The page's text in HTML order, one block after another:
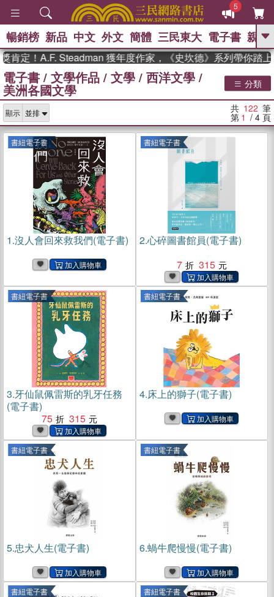
5
GO
熱搜： 東野圭吾 、 高希均教授回憶錄
、 、 、 如果歷
史是一群喵 、 暑期推薦 、 國際布克
台灣的李
登輝時代 、 數學女孩：黎曼猜想 、
偉大的迷走神經
暢銷榜 新品 中文 外文 簡體 三民東大 電子書 親子
A.F. Steadman 獲年度作家，《史坎德》系列帶你踏上熱血
電子書 / 文學作品 / 文學 / 西洋文學 /
美洲各國文學 分類
顯示 共 122 筆
第 1 / 4 頁
書紐電子書
1.沒人會回來救我們(電子書)
書紐電子書
2.心碎圖書館員(電子書)
7
315
書紐電子書
3.牙仙鼠佩雷斯的乳牙任務
(電子書)
75
315
書紐電子書
4.床上的獅子(電子書)
書紐電子書
5.忠犬人生(電子書)
書紐電子書
6.蝸牛爬慢慢(電子書)
書紐電子書 書紐電子書